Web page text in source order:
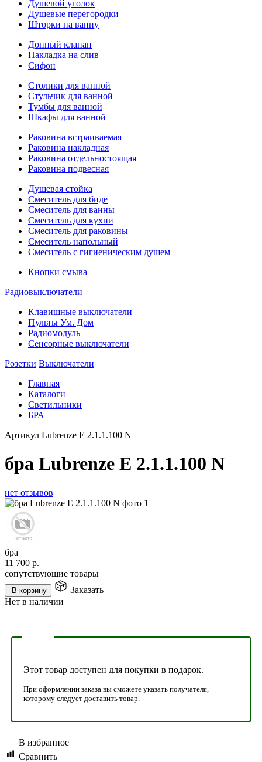
Душевой уголок
Душевые перегородки
Шторки на ванну
Донный клапан
Накладка на слив
Сифон
Столики для ванной
Стульчик для ванной
Тумбы для ванной
Шкафы для ванной
Раковина встраиваемая
Раковина накладная
Раковина отдельностоящая
Раковина подвесная
Душевая стойка
Смеситель для биде
Смеситель для ванны
Смеситель для кухни
Смеситель для раковины
Смеситель напольный
Смеситель с гигиеническим душем
Кнопки смыва
Радиовыключатели
Клавишные выключатели
Пульты Ум. Дом
Радиомодуль
Сенсорные выключатели
Розетки Выключатели
Главная
Каталоги
Светильники
БРА
Артикул Lubrenze E 2.1.1.100 N
бра Lubrenze E 2.1.1.100 N
нет отзывов
бра
11 700 р.
сопутствующие товары
В корзину
Заказать
Нет в наличии
Этот товар доступен для покупки в подарок.
При оформлении заказа вы сможете указать получателя,
которому следует доставить товар.
В избранное
Сравнить